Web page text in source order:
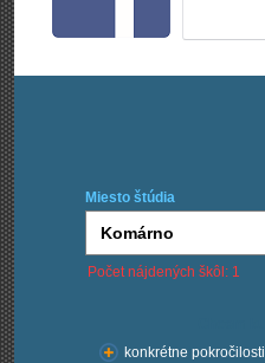
Miesto štúdia
Počet nájdených škôl: 1
konkrétne pokročilosti